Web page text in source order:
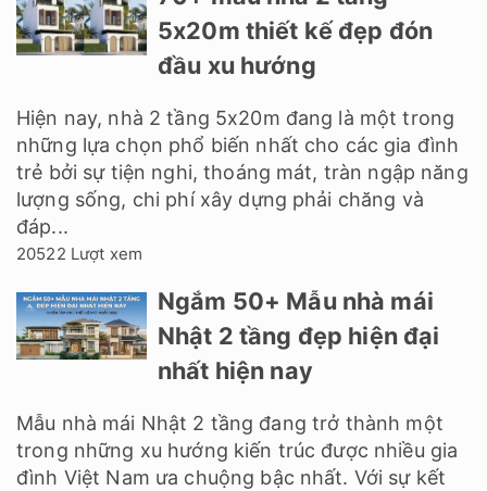
5x20m thiết kế đẹp đón
đầu xu hướng
Hiện nay, nhà 2 tầng 5x20m đang là một trong
những lựa chọn phổ biến nhất cho các gia đình
trẻ bởi sự tiện nghi, thoáng mát, tràn ngập năng
lượng sống, chi phí xây dựng phải chăng và
đáp...
20522 Lượt xem
Ngắm 50+ Mẫu nhà mái
Nhật 2 tầng đẹp hiện đại
nhất hiện nay
Mẫu nhà mái Nhật 2 tầng đang trở thành một
trong những xu hướng kiến trúc được nhiều gia
đình Việt Nam ưa chuộng bậc nhất. Với sự kết